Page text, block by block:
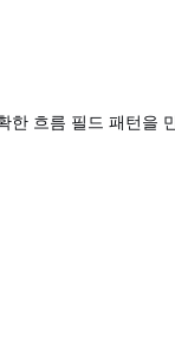
흐름 필드 패턴을